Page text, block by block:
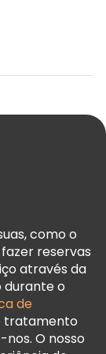
como o
reservas
através da
o
de
tratamento
O nosso